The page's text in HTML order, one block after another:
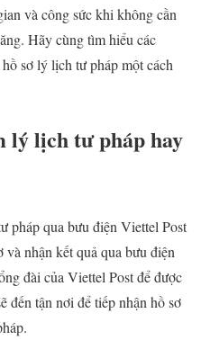
và công sức khi không cần
Hãy cùng tìm hiểu các
sơ lý lịch tư pháp một cách
lý lịch tư pháp hay
pháp qua bưu điện Viettel Post
nhận kết quả qua bưu điện
đài của Viettel Post để được
đến tận nơi để tiếp nhận hồ sơ